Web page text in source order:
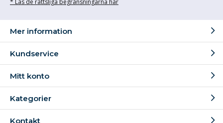
* Läs de rättsliga begränsningarna här
Mer information
Kundservice
Mitt konto
Kategorier
Kontakt